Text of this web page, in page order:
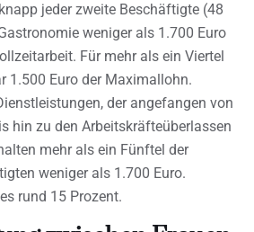
jeder zweite Beschäftigte (48
weniger als 1.700 Euro
Für mehr als ein Viertel
1.500 Euro der Maximallohn.
der angefangen von
hin zu den Arbeitskräfteüberlassen
mehr als ein Fünftel der
weniger als 1.700 Euro.
rund 15 Prozent.